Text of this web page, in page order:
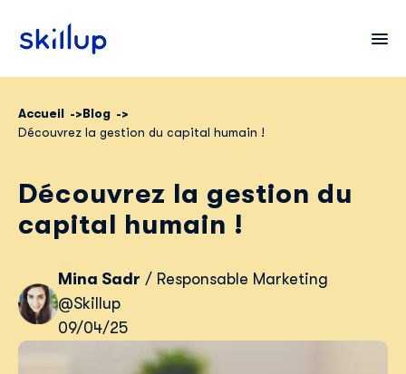
Secteurs
Tarifs
Accueil
Blog
Découvrez la gestion du capital humain !
Découvrez la gestion du
capital humain !
Mina Sadr / Responsable Marketing
@Skillup
09/04/25